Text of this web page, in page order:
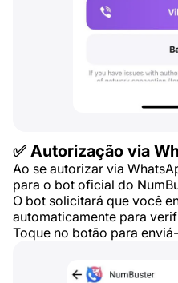
✅ Autorização via
Ao se autorizar via
para o bot oficial do
O bot solicitará que você
automaticamente para
Toque no botão para